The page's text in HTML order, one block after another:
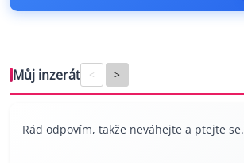
Můj inzerát < >
Rád odpovím, takže neváhejte a ptejte se.